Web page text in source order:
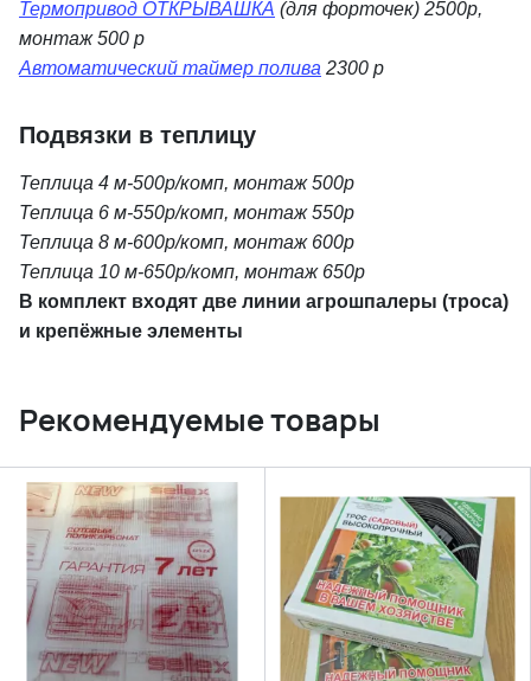
Термопривод ОТКРЫВАШКА (для форточек) 2500р,
монтаж 500 р
Автоматический таймер полива 2300 р
Подвязки в теплицу
Теплица 4 м-500р/комп, монтаж 500р
Теплица 6 м-550р/комп, монтаж 550р
Теплица 8 м-600р/комп, монтаж 600р
Теплица 10 м-650р/комп, монтаж 650р
В комплект входят две линии агрошпалеры (троса)
и крепёжные элементы
Рекомендуемые товары